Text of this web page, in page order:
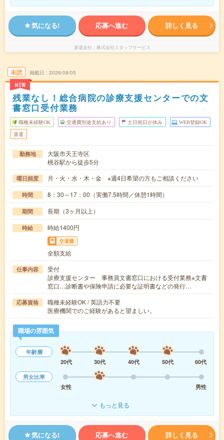
気になる! 応募へ進む 詳しく見る
派遣会社 株式会社スタッフサービス
未読
NEW
掲載日 2026/08/05
残業なし！総合病院の診療支援センターでの文
書窓口受付業務
職種未経験OK 交通費別途支給あり 土日祝日が休み WEB登録OK
派遣
勤務地
大阪市天王寺区
桃谷駅から徒歩5分
曜日頻度 月・火・水・木・金 ※週4日希望の方もご相談ください
時間 8：30～17：00（実働7.5時間／休憩1時間）
期間 長期（3ヶ月以上）
時給 時給1400円
交通費
全額支給
仕事内容
受付
診療支援センター 事務員文書窓口における受付業務※文書
窓口…診断書や保険申請に必要な証明書などの発行…
応募資格
職種未経験OK / 英語力不要
医療機関でのご経験があると望ましい。
職場の雰囲気
年齢層
20代
30代 40代 50代
60代
男女比率
女性
男性
もっと見る
気になる! 応募へ進む 詳しく見る